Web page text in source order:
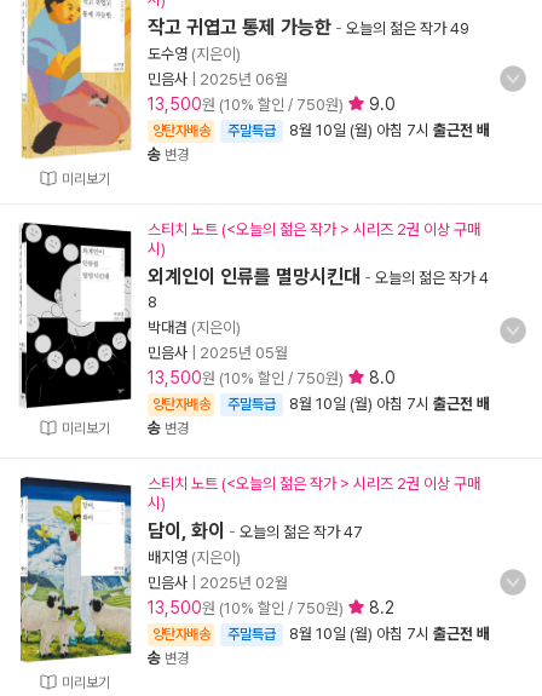
미리보기
작고 귀엽고 통제 가능한 - 오늘의 젊은 작가 49
도수영 (지은이)
민음사
2025년 06월
13,500원 (10% 할인 / 750원) 9.0
양탄자배송 주말특급 8월 10일 (월) 아침 7시 출근전 배
송 변경
미리보기
스티치 노트 (<오늘의 젊은 작가 > 시리즈 2권 이상 구매
시)
외계인이 인류를 멸망시킨대 - 오늘의 젊은 작가 4
8
박대겸 (지은이)
민음사
2025년 05월
13,500원 (10% 할인 / 750원) 8.0
양탄자배송 주말특급 8월 10일 (월) 아침 7시 출근전 배
송 변경
미리보기
스티치 노트 (<오늘의 젊은 작가 > 시리즈 2권 이상 구매
시)
담이, 화이 - 오늘의 젊은 작가 47
배지영 (지은이)
민음사
2025년 02월
13,500원 (10% 할인 / 750원) 8.2
양탄자배송 주말특급 8월 10일 (월) 아침 7시 출근전 배
송 변경